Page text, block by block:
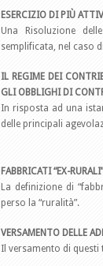
ESERCIZIO DI PIÙ
Una Risoluzione
semplificata, nel caso
IL REGIME DEI
GLI OBBLIGHI DI
In risposta ad una
delle principali
FABBRICATI “EX-
La definizione di
perso la “ruralità”.
VERSAMENTO DELLE
Il versamento di